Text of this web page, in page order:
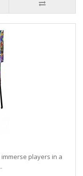
immerse players in a